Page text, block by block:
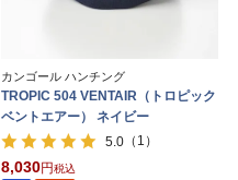
カンゴール ハンチング
TROPIC 504 VENTAIR（トロピック
ベントエアー） ネイビー
5.0 （1）
8,030
税込